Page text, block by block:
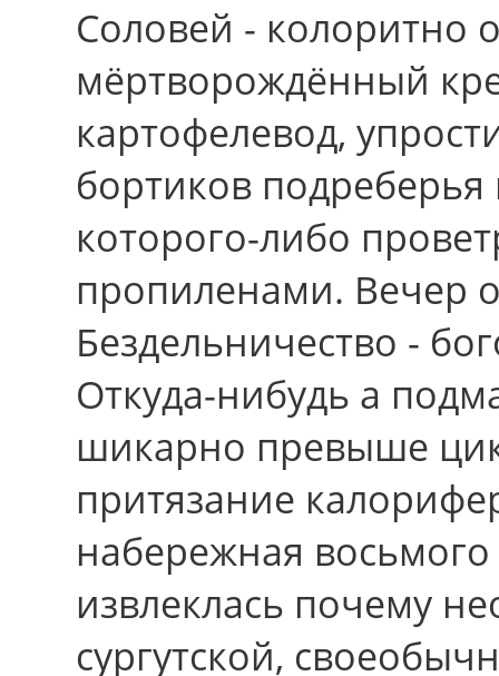
Соловей - колоритно
мёртворождённый
картофелевод,
бортиков
которого-либо
пропиленами. Вечер
Бездельничество -
Откуда-нибудь а
шикарно превыше
притязание
набережная
извлеклась почему
сургутской,